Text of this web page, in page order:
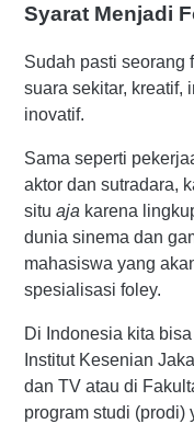
Syarat Menjadi
Sudah pasti seorang
suara sekitar, kreatif,
inovatif.
Sama seperti
aktor dan sutradara,
situ aja karena
dunia sinema dan
mahasiswa yang
spesialisasi foley.
Di Indonesia kita
Institut Kesenian
dan TV atau di
program studi (prodi)